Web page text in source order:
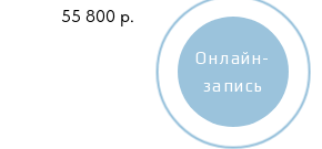
55 800 р.
Онлайн-
запись